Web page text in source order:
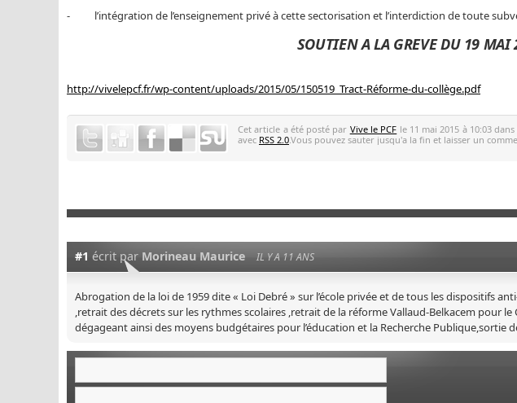
- l’intégration de l’enseignement privé à cette sectorisation et l’interdiction de toute
SOUTIEN A LA GREVE DU 19 MAI
http://vivelepcf.fr/wp-content/uploads/2015/05/150519_Tract-Réforme-du-collège.pdf
Cet article a été posté par Vive le PCF le 11 mai 2015 à 10:03
avec RSS 2.0.Vous pouvez sauter jusqu'a la fin et laisser un
#1 écrit par Morineau Maurice IL Y A 11 ANS
Abrogation de la loi de 1959 dite « Loi Debré » sur l’école privée et de tous les dispositifs
,retrait des décrets sur les rythmes scolaires ,retrait de la réforme Vallaud-Belkacem pour
dégageant ainsi des moyens budgétaires pour l’éducation et la Recherche Publique,sortie